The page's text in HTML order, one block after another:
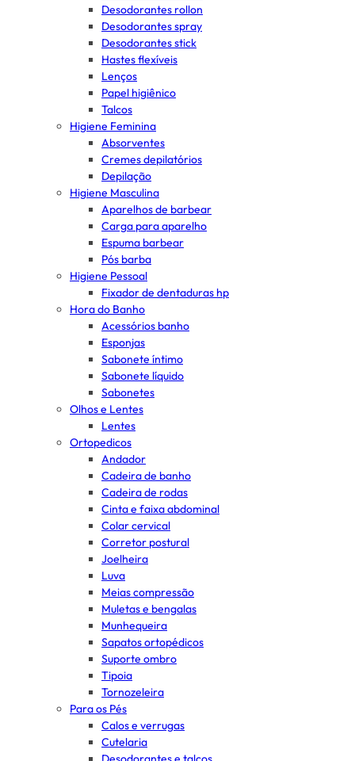
Desodorantes rollon
Desodorantes spray
Desodorantes stick
Hastes flexíveis
Lenços
Papel higiênico
Talcos
Higiene Feminina
Absorventes
Cremes depilatórios
Depilação
Higiene Masculina
Aparelhos de barbear
Carga para aparelho
Espuma barbear
Pós barba
Higiene Pessoal
Fixador de dentaduras hp
Hora do Banho
Acessórios banho
Esponjas
Sabonete íntimo
Sabonete líquido
Sabonetes
Olhos e Lentes
Lentes
Ortopedicos
Andador
Cadeira de banho
Cadeira de rodas
Cinta e faixa abdominal
Colar cervical
Corretor postural
Joelheira
Luva
Meias compressão
Muletas e bengalas
Munhequeira
Sapatos ortopédicos
Suporte ombro
Tipoia
Tornozeleira
Para os Pés
Calos e verrugas
Cutelaria